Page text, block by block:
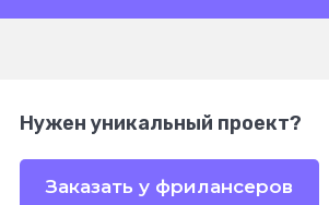
Нужен уникальный проект?
Заказать у фрилансеров